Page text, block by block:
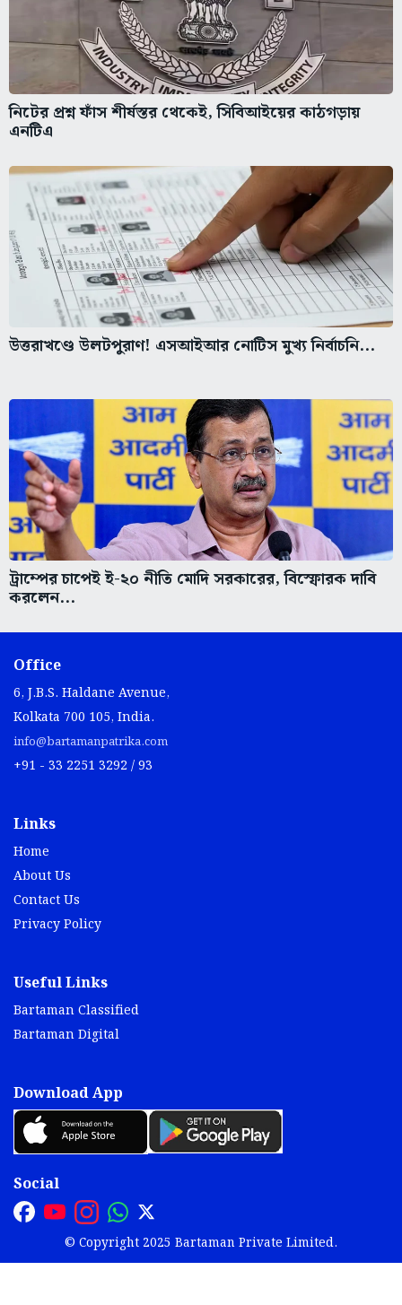
নিটের প্রশ্ন ফাঁস শীর্ষস্তর থেকেই, সিবিআইয়ের কাঠগড়ায়
এনটিএ
উত্তরাখণ্ডে উলটপুরাণ! এসআইআর নোটিস মুখ্য নির্বাচনি...
ট্রাম্পের চাপেই ই-২০ নীতি মোদি সরকারের, বিস্ফোরক দাবি
করলেন...
Office
6, J.B.S. Haldane Avenue,
Kolkata 700 105, India.
info@bartamanpatrika.com
+91 - 33 2251 3292 / 93
Links
Home
About Us
Contact Us
Privacy Policy
Useful Links
Bartaman Classified
Bartaman Digital
Download App
Social
© Copyright 2025 Bartaman Private Limited.